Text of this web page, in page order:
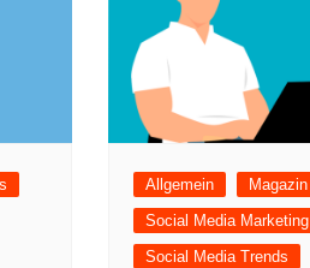
Allgemein Magazin
Social Media Marketing
Social Media Trends